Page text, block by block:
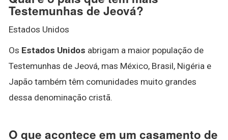
Testemunhas de Jeová?
Estados Unidos
Os Estados Unidos abrigam a maior população de
Testemunhas de Jeová, mas México, Brasil, Nigéria e
Japão também têm comunidades muito grandes
dessa denominação cristã.
O que acontece em um casamento de